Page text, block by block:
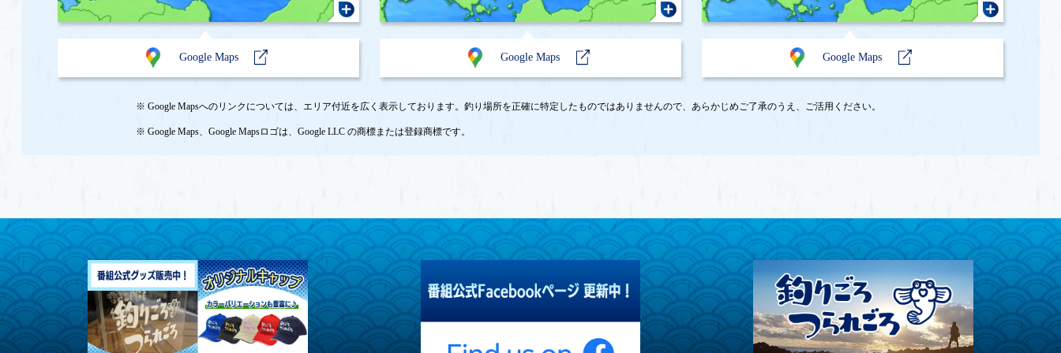
Google Maps Google Maps Google Maps
※ Google Mapsへのリンクについては、エリア付近を広く表示しております。釣り場所を正確に特定したものではありませんので、あらかじめご了承のうえ、ご活用ください。
※ Google Maps、Google Mapsロゴは、Google LLC の商標または登録商標です。